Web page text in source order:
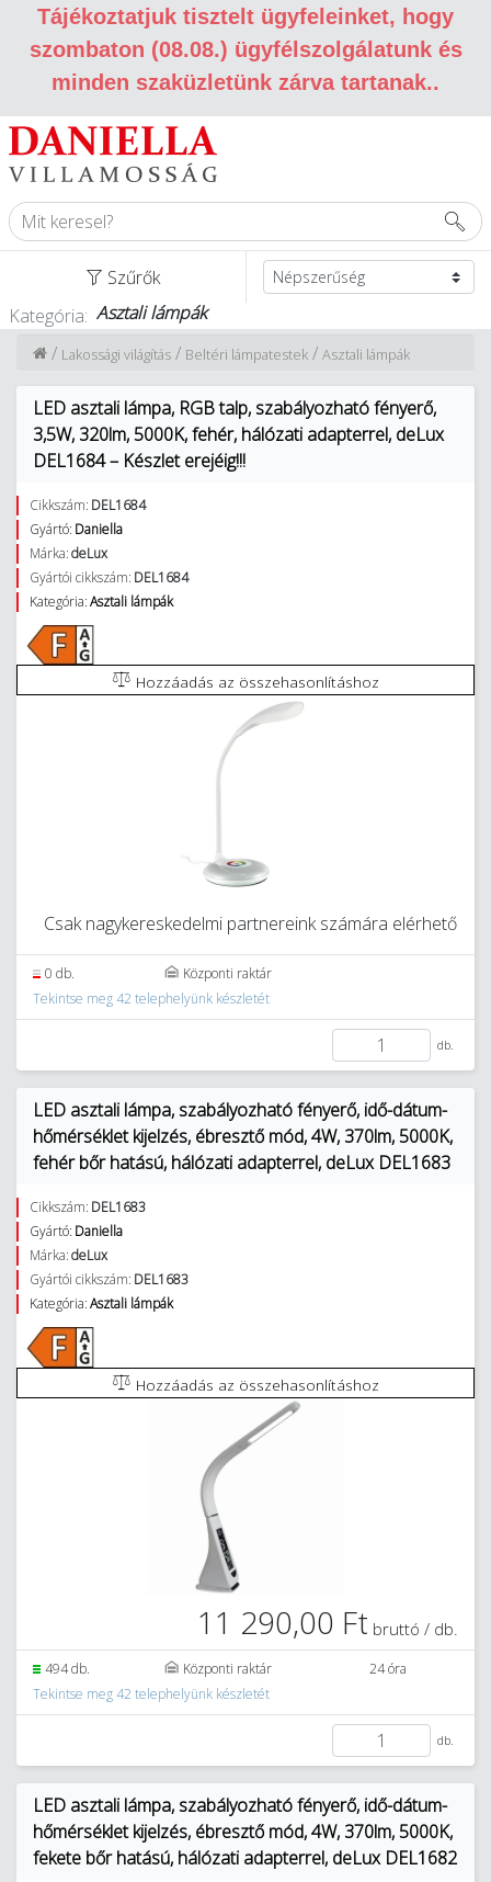
Tájékoztatjuk tisztelt ügyfeleinket, hogy
szombaton (08.08.) ügyfélszolgálatunk és
minden szaküzletünk zárva tartanak..
Szűrők
Kategória: Asztali lámpák
Asztali lámpák
/
Beltéri lámpatestek
/
Lakossági világítás
/
LED asztali lámpa, RGB talp, szabályozható fényerő,
3,5W, 320lm, 5000K, fehér, hálózati adapterrel, deLux
DEL1684 – Készlet erejéig!!!
Cikkszám: DEL1684
Gyártó: Daniella
Márka:deLux
Gyártói cikkszám: DEL1684
Kategória:Asztali lámpák
Hozzáadás az összehasonlításhoz
Csak nagykereskedelmi partnereink számára elérhető
0 db.
Központi raktár
Tekintse meg 42 telephelyünk készletét
db.
LED asztali lámpa, szabályozható fényerő, idő-dátum-
hőmérséklet kijelzés, ébresztő mód, 4W, 370lm, 5000K,
fehér bőr hatású, hálózati adapterrel, deLux DEL1683
Cikkszám: DEL1683
Gyártó: Daniella
Márka:deLux
Gyártói cikkszám: DEL1683
Kategória:Asztali lámpák
Hozzáadás az összehasonlításhoz
11 290,00 Ft bruttó / db.
494 db. Központi raktár
24 óra
Tekintse meg 42 telephelyünk készletét
db.
LED asztali lámpa, szabályozható fényerő, idő-dátum-
hőmérséklet kijelzés, ébresztő mód, 4W, 370lm, 5000K,
fekete bőr hatású, hálózati adapterrel, deLux DEL1682